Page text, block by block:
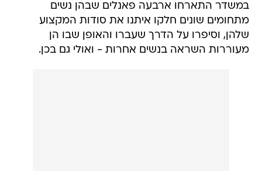
במשדר התארחו ארבעה פאנלים שבהן נשים
מתחומים שונים חלקו איתנו את סודות המקצוע
שלהן, וסיפרו על הדרך שעברו והאופן שבו הן
מעוררות השראה בנשים אחרות - ואולי גם בכן.